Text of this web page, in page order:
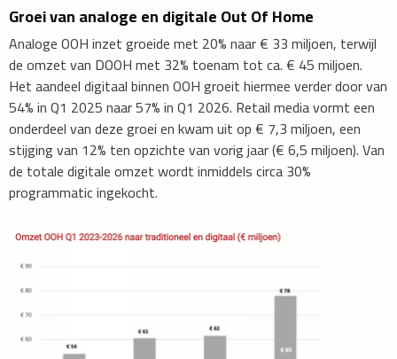
​Groei van analoge en digitale Out Of Home
Analoge OOH inzet groeide met 20% naar € 33 miljoen, terwijl
de omzet van DOOH met 32% toenam tot ca. € 45 miljoen.
Het aandeel digitaal binnen OOH groeit hiermee verder door van
54% in Q1 2025 naar 57% in Q1 2026. Retail media vormt een
onderdeel van deze groei en kwam uit op € 7,3 miljoen, een
stijging van 12% ten opzichte van vorig jaar (€ 6,5 miljoen). Van
de totale digitale omzet wordt inmiddels circa 30%
programmatic ingekocht.